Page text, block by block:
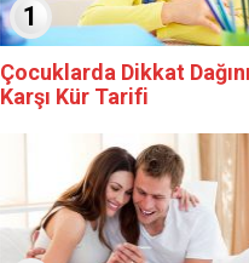
1
Çocuklarda Dikkat
Karşı Kür Tarifi